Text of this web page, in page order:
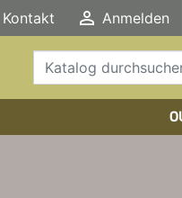
Kontakt  Anmelden